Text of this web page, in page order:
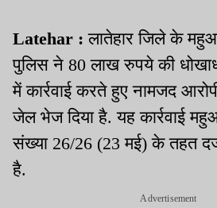
Latehar : लातेहार जिले के
पुलिस ने 80 लाख रुपये की
में कार्रवाई करते हुए नामजद
जेल भेज दिया है. यह कार्रवाई
संख्या 26/26 (23 मई) के तहत
है.
Advertisement